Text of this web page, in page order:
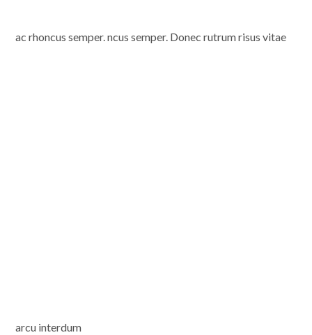
ac rhoncus semper. ncus semper. Donec rutrum risus vitae
arcu interdum